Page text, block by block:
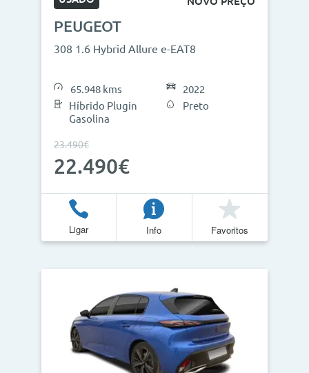
Nº de lugares
Outros critérios
Quilómetros
PEUGEOT
308 1.6 Hybrid Allure e-EAT8
65.948 kms
Híbrido Plugin
Gasolina
2022
Preto
23.490€
22.490€
Ligar Info Favoritos